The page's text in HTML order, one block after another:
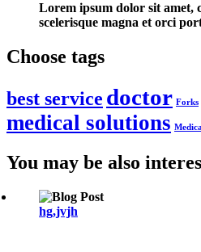
Lorem ipsum dolor sit amet,
scelerisque magna et orci
Choose tags
best service doctor Forks
medical solutions
You may be also
hg,jvjh